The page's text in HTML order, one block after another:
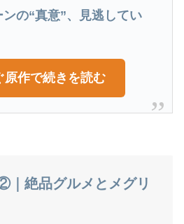
の“真意”、見逃してい
原作で続きを読む
｜絶品グルメとメグリ